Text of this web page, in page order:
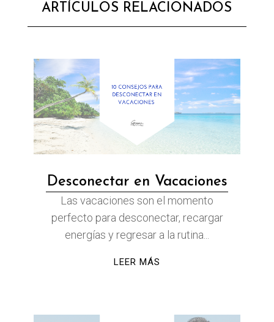
ARTÍCULOS RELACIONADOS
Desconectar en Vacaciones
Las vacaciones son el momento
perfecto para desconectar, recargar
energías y regresar a la rutina...
LEER MÁS